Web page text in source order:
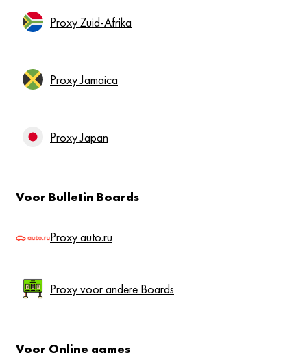
Proxy Zuid-Afrika
Proxy Jamaica
Proxy Japan
Voor Bulletin Boards
Proxy auto.ru
Proxy voor andere Boards
Voor Online games